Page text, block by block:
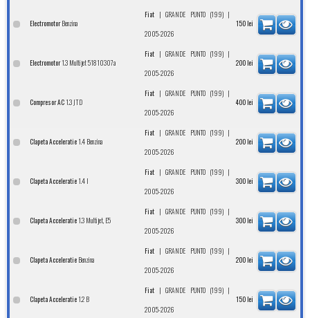
ElectromotorBenzina
Fiat |GRANDE PUNTO (199) |
2005-2026
150 lei
Electromotor1.3 Multijet 51810307a
Fiat |GRANDE PUNTO (199) |
2005-2026
200 lei
Compresor AC 1.3 JTD
Fiat |GRANDE PUNTO (199) |
2005-2026
400 lei
Clapeta Acceleratie 1.4 Benzina
Fiat |GRANDE PUNTO (199) |
2005-2026
200 lei
Clapeta Acceleratie 1.4 I
Fiat |GRANDE PUNTO (199) |
2005-2026
300 lei
Clapeta Acceleratie 1.3 Multijet, E5
Fiat |GRANDE PUNTO (199) |
2005-2026
300 lei
Clapeta Acceleratie Benzina
Fiat |GRANDE PUNTO (199) |
2005-2026
200 lei
Clapeta Acceleratie 1.2 B
Fiat |GRANDE PUNTO (199) |
2005-2026
150 lei